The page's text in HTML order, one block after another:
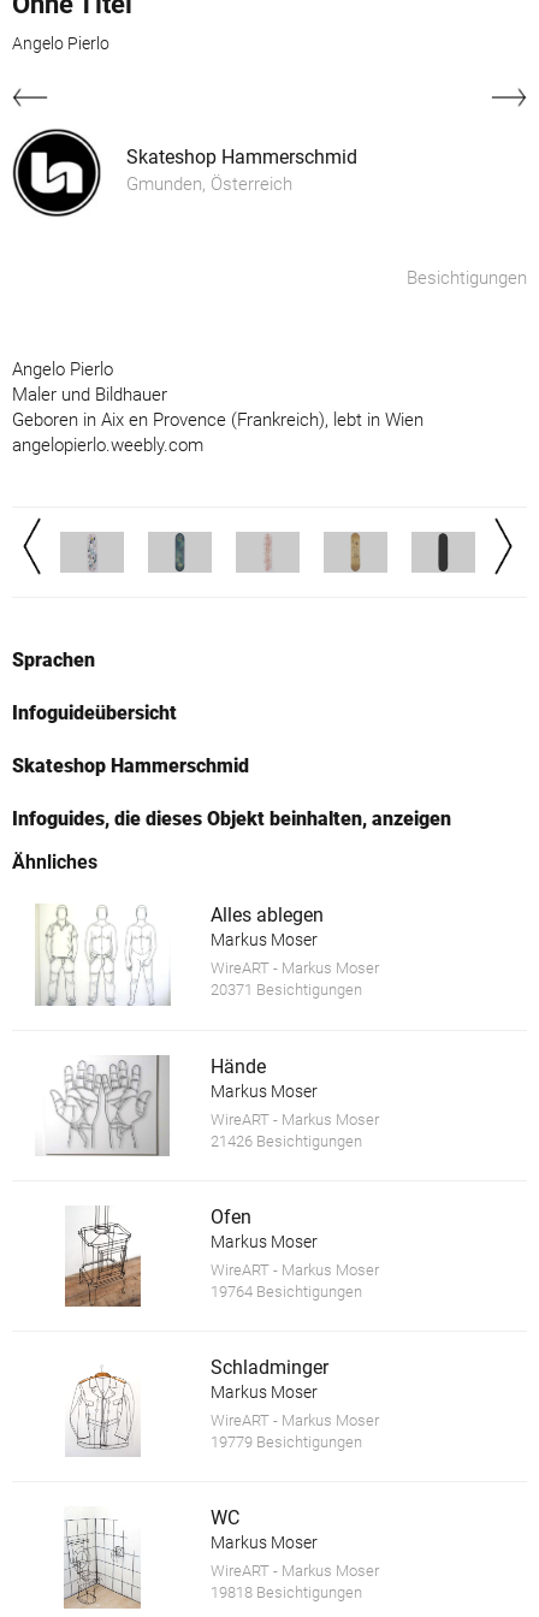
Angelo Pierlo
Skateshop Hammerschmid
Gmunden, Österreich
Besichtigungen
Angelo Pierlo
Maler und Bildhauer
Geboren in Aix en Provence (Frankreich), lebt in Wien
angelopierlo.weebly.com
Sprachen
Infoguideübersicht
Skateshop Hammerschmid
Infoguides, die dieses Objekt beinhalten, anzeigen
Ähnliches
Alles ablegen
Markus Moser
WireART - Markus Moser
20371 Besichtigungen
Hände
Markus Moser
WireART - Markus Moser
21426 Besichtigungen
Ofen
Markus Moser
WireART - Markus Moser
19764 Besichtigungen
Schladminger
Markus Moser
WireART - Markus Moser
19779 Besichtigungen
WC
Markus Moser
WireART - Markus Moser
19818 Besichtigungen